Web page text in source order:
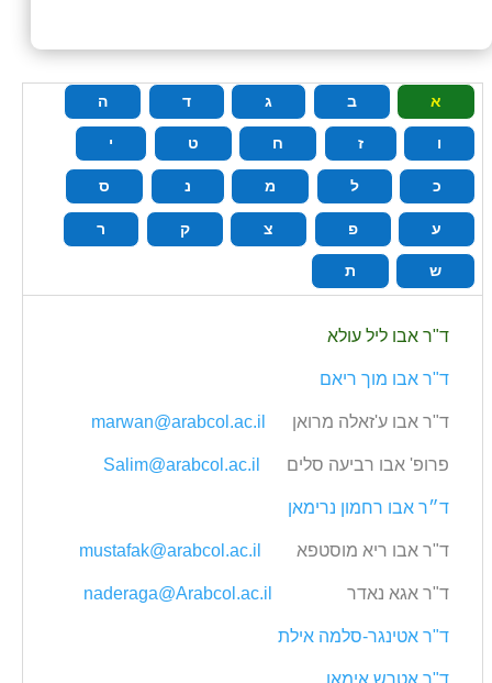
א ב ג ד ה
ו ז ח ט י
כ ל מ נ ס
ע פ צ ק ר
ש ת
ד‭"‬ר אבו‭ ‬ליל עולא
ד"ר אבו‭ ‬מוך ריאם
ד‭"‬ר אבו‭ ‬ע‭'‬זאלה מרואן marwan@arabcol.ac.il
פרופ' אבו‭ ‬רביעה סלים Salim@arabcol.ac.il
ד״ר אבו‭ ‬רחמון נרימאן
ד‭"‬ר אבו‭ ‬ריא מוסטפא mustafak@arabcol.ac.il
ד‭"‬ר אגא נאדר naderaga@Arabcol.ac.il
ד‭"‬ר אטינגר‭-‬סלמה אילת
ד‭"‬ר אטרש אימאן